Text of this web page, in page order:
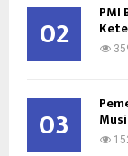
02 PMI
03